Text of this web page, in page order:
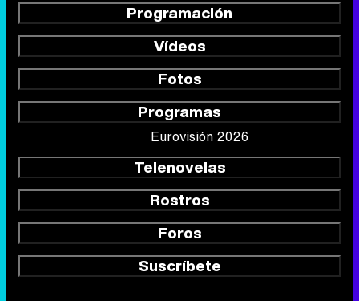
Programación
Vídeos
Fotos
Programas
Eurovisión 2026
Telenovelas
Rostros
Foros
Suscríbete